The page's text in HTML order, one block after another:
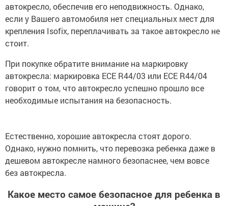
автокресло, обеспечив его неподвижность. Однако,
если у Вашего автомобиля нет специальных мест для
крепления Isofix, переплачивать за такое автокресло не
стоит.
При покупке обратите внимание на маркировку
автокресла: маркировка ECE R44/03 или ECE R44/04
говорит о том, что автокресло успешно прошло все
необходимые испытания на безопасность.
Естественно, хорошие автокресла стоят дорого.
Однако, нужно помнить, что перевозка ребенка даже в
дешевом автокресле намного безопаснее, чем вовсе
без автокресла.
Какое место самое безопасное для ребенка в